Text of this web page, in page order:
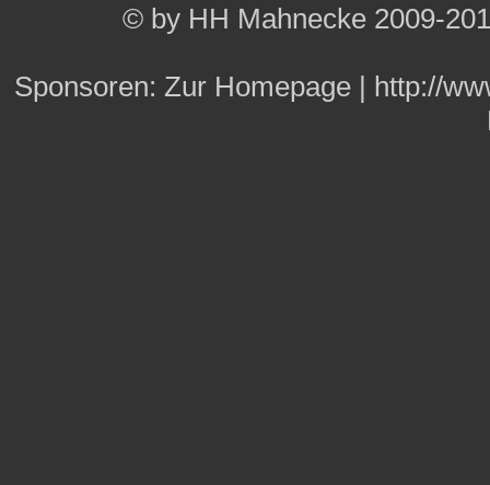
© by HH Mahnecke 2009-
Sponsoren: Zur Homepage | http://